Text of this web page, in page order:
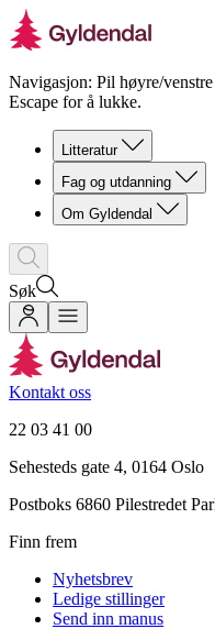
Navigasjon: Pil høyre/
Escape for å lukke.
Litteratur
Fag og utdanning
Om Gyldendal
Søk
Kontakt oss
22 03 41 00
Sehesteds gate 4, 0164 Oslo
Postboks 6860 Pilestredet
Finn frem
Nyhetsbrev
Ledige stillinger
Send inn manus